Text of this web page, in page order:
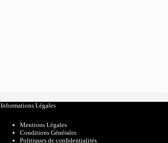
Informations Légales
Mentions Légales
Conditions Générales
Politiques de confidentialités